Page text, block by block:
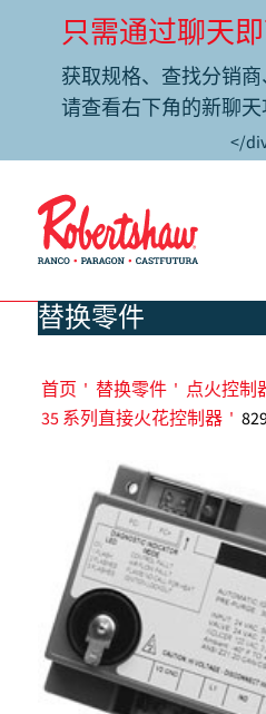
只需通过聊天即
获取规格、查找分销商
请查看右下角的新聊天
</
替换零件
首页 ' 替换零件 ' 点火控制
35 系列直接火花控制器 '